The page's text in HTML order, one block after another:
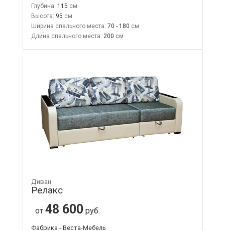
Глубина: 115
Высота: 95
Ширина спального места: 70 - 180
Длина спального места: 200
Диван
Релакс
от 48 600 руб.
Фабрика - Веста-Мебель